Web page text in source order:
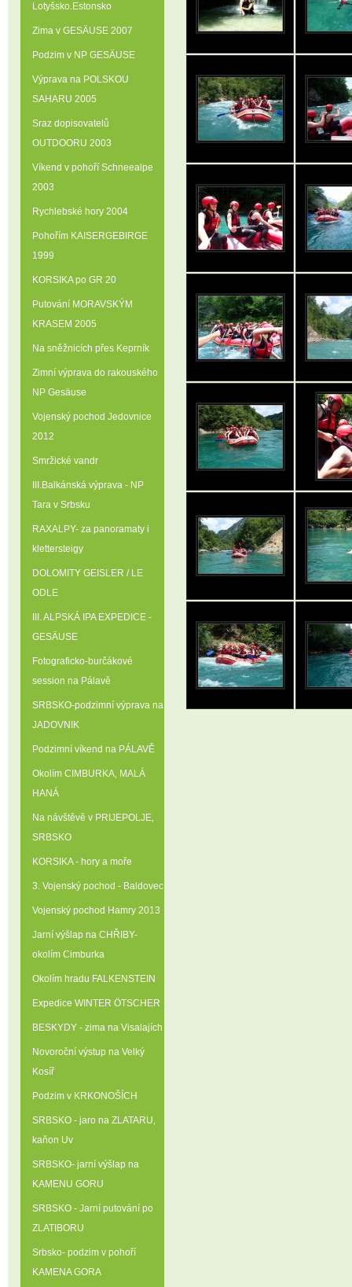
Lotyšsko.Estonsko
Zima v GESÄUSE 2007
Podzim v NP GESÄUSE
Výprava na POLSKOU
SAHARU 2005
Sraz dopisovatelů
OUTDOORU 2003
Víkend v pohoří Schneealpe
2003
Rychlebské hory 2004
Pohořím KAISERGEBIRGE
1999
KORSIKA po GR 20
Putování MORAVSKÝM
KRASEM 2005
Na sněžnicích přes Keprník
Zimní výprava do rakouského
NP Gesäuse
Vojenský pochod Jedovnice
2012
Smržické vandr
III.Balkánská výprava - NP
Tara v Srbsku
RAXALPY- za panoramaty i
klettersteigy
DOLOMITY GEISLER / LE
ODLE
III. ALPSKÁ IPA EXPEDICE -
GESÄUSE
Fotograficko-burčákové
session na Pálavě
SRBSKO-podzimní výprava na
JADOVNIK
Podzimní víkend na PÁLAVĚ
Okolím CIMBURKA‚ MALÁ
HANÁ
Na návštěvě v PRIJEPOLJE‚
SRBSKO
KORSIKA - hory a moře
3. Vojenský pochod - Baldovec
Vojenský pochod Hamry 2013
Jarní výšlap na CHŘIBY-
okolím Cimburka
Okolím hradu FALKENSTEIN
Expedice WINTER ÖTSCHER
BESKYDY - zima na Visalajích
Novoroční výstup na Velký
Kosíř
Podzim v KRKONOŠÍCH
SRBSKO - jaro na ZLATARU‚
kaňon Uv
SRBSKO- jarní výšlap na
KAMENU GORU
SRBSKO - Jarní putování po
ZLATIBORU
Srbsko- podzim v pohoří
KAMENA GORA